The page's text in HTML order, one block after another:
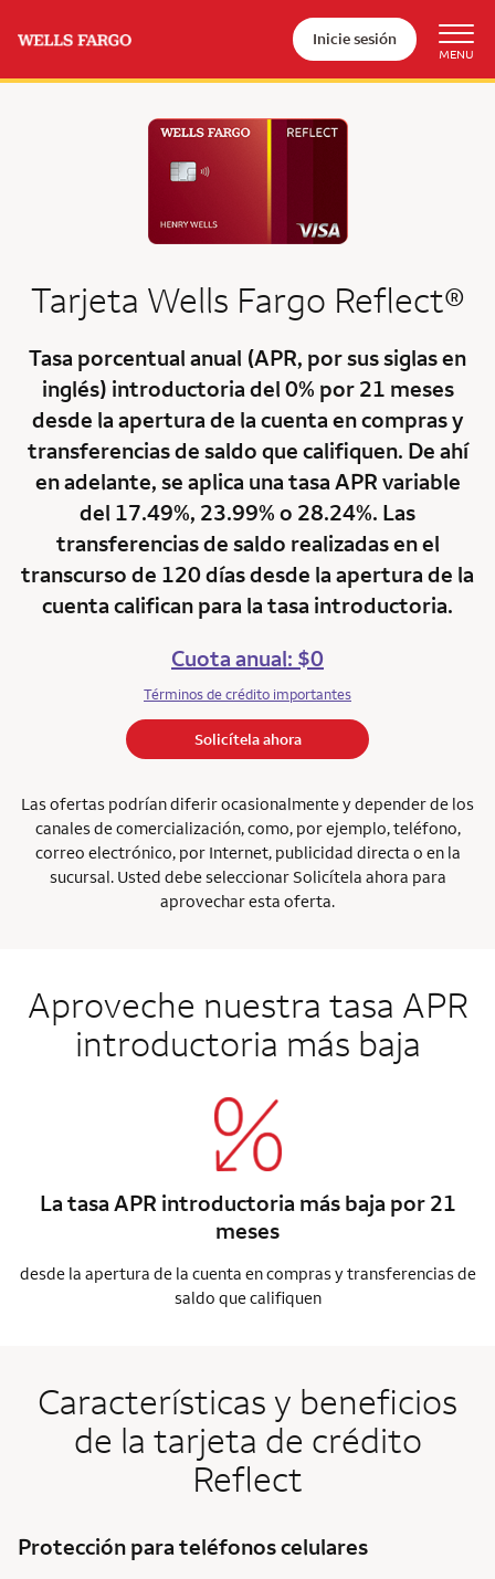
Inicie sesión
Tarjeta Wells Fargo Reflect®
Tasa porcentual anual (APR, por sus siglas en
inglés) introductoria del 0% por 21 meses
desde la apertura de la cuenta en compras y
transferencias de saldo que califiquen. De ahí
en adelante, se aplica una tasa APR variable
del 17.49%, 23.99% o 28.24%. Las
transferencias de saldo realizadas en el
transcurso de 120 días desde la apertura de la
cuenta califican para la tasa introductoria.
Cuota anual: $0
Términos de crédito importantes
Solicítela ahora
Las ofertas podrían diferir ocasionalmente y depender de los
canales de comercialización, como, por ejemplo, teléfono,
correo electrónico, por Internet, publicidad directa o en la
sucursal. Usted debe seleccionar Solicítela ahora para
aprovechar esta oferta.
Aproveche nuestra tasa APR
introductoria más baja
La tasa APR introductoria más baja por 21
meses
desde la apertura de la cuenta en compras y transferencias de
saldo que califiquen
Características y beneficios
de la tarjeta de crédito
Reflect
Protección para teléfonos celulares